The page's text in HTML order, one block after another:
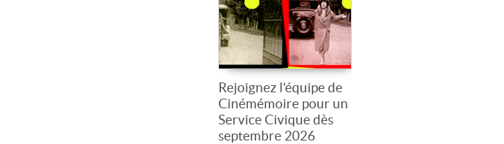
Rejoignez l'équipe de
Cinémémoire pour un
Service Civique dès
septembre 2026